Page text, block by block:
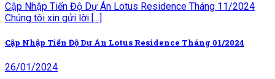
Cập Nhập Tiến Độ Dự Án Lotus Residence Tháng 11/2024
Chúng tôi xin gửi lời [...]
Cập Nhập Tiến Độ Dự Án Lotus Residence Tháng 01/2024
26/01/2024